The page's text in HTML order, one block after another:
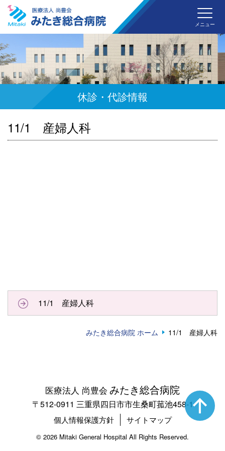
みた
メニュー
休診・代診情報
11/1 産婦人科
11/1 産婦人科
みたき総合病院 ホーム 11/1 産婦人科
医療法人 尚豊会 みたき総合病院
〒512-0911 三重県四日市市生桑町菰池458-1
個人情報保護方針 サイトマップ
© 2026 Mitaki General Hospital All Rights Reserved.